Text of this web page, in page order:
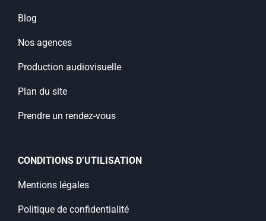
Blog
Nos agences
Production audiovisuelle
Plan du site
Prendre un rendez-vous
CONDITIONS D’UTILISATION
Mentions légales
Politique de confidentialité